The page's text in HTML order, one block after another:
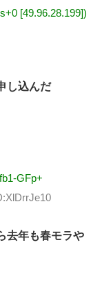
[49.96.28.199])
し込んだ
GFp+
去年も春モラや